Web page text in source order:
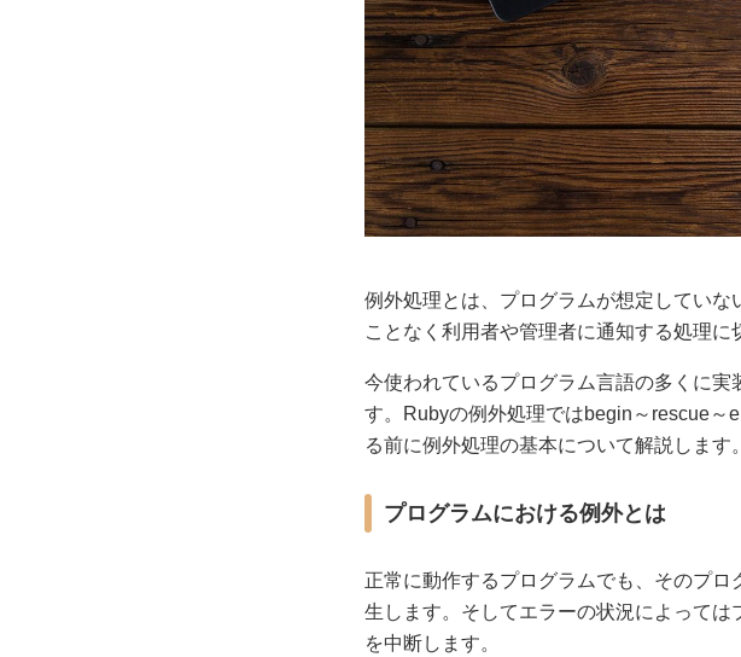
例外処理とは、プログラムが想定してい
ことなく利用者や管理者に通知する処理に
今使われているプログラム言語の多くに
す。Rubyの例外処理ではbegin～rescue～
る前に例外処理の基本について解説します。
プログラムにおける例外とは
正常に動作するプログラムでも、そのプ
生します。そしてエラーの状況によって
を中断します。